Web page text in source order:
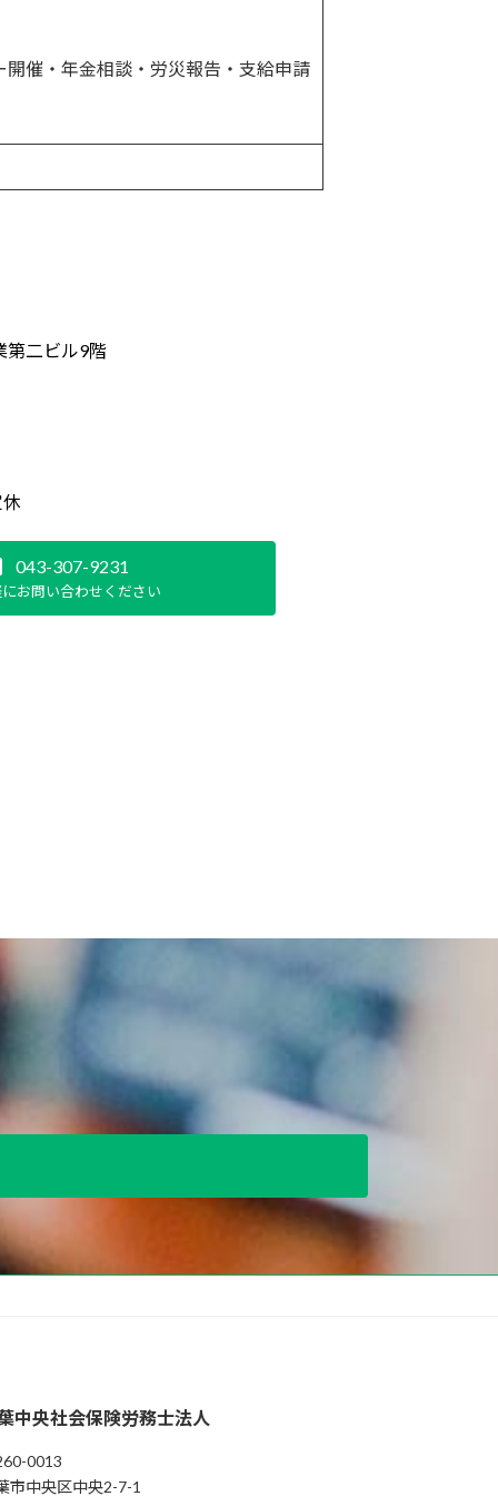
催・年金相談・労災報告・支給申請
二ビル9階
043-307-9231
お問い合わせください
中央社会保険労務士法人
0013
市中央区中央2-7-1